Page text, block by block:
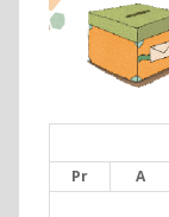
Pr A